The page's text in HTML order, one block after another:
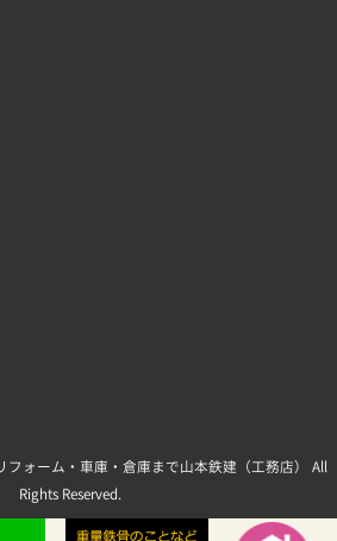
ォーム・車庫・倉庫まで山本鉄建（工務店） All
Rights Reserved.